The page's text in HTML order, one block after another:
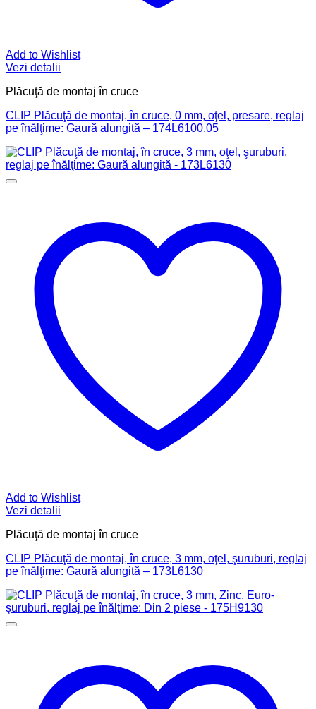
Add to Wishlist
Vezi detalii
Plăcuţă de montaj în cruce
CLIP Plăcuţă de montaj, în cruce, 0 mm, oţel, presare, reglaj
pe înălţime: Gaură alungită – 174L6100.05
Add to Wishlist
Vezi detalii
Plăcuţă de montaj în cruce
CLIP Plăcuţă de montaj, în cruce, 3 mm, oţel, şuruburi, reglaj
pe înălţime: Gaură alungită – 173L6130